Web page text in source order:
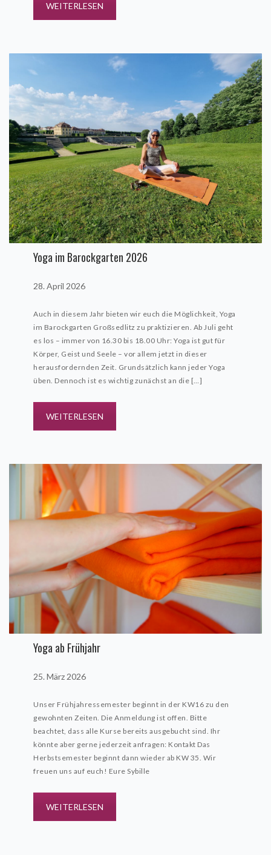
WEITERLESEN
Yoga im Barockgarten 2026
28. April 2026
Auch in diesem Jahr bieten wir euch die Möglichkeit, Yoga
im Barockgarten Großsedlitz zu praktizieren. Ab Juli geht
es los – immer von 16.30 bis 18.00 Uhr: Yoga ist gut für
Körper, Geist und Seele – vor allem jetzt in dieser
herausfordernden Zeit. Grundsätzlich kann jeder Yoga
üben. Dennoch ist es wichtig zunächst an die […]
WEITERLESEN
Yoga ab Frühjahr
25. März 2026
Unser Frühjahressemester beginnt in der KW16 zu den
gewohnten Zeiten. Die Anmeldung ist offen. Bitte
beachtet, dass alle Kurse bereits ausgebucht sind. Ihr
könnte aber gerne jederzeit anfragen: Kontakt Das
Herbstsemester beginnt dann wieder ab KW 35. Wir
freuen uns auf euch! Eure Sybille
WEITERLESEN